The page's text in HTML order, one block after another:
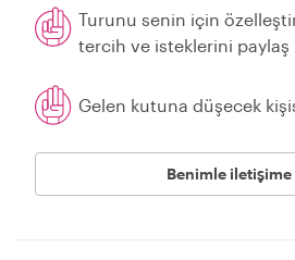
Turunu senin için
tercih ve isteklerini paylaş
Gelen kutuna düşecek
Benimle iletişime